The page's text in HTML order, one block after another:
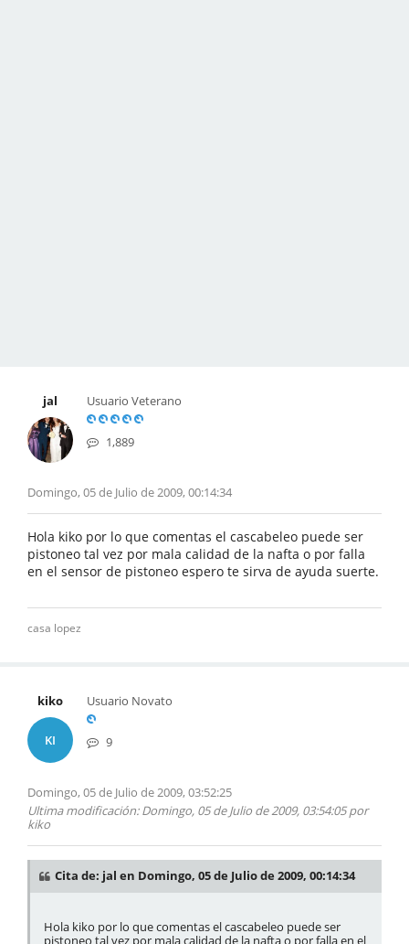
jal Usuario Veterano
1,889
Domingo, 05 de Julio de 2009, 00:14:34
Hola kiko por lo que comentas el cascabeleo puede ser
pistoneo tal vez por mala calidad de la nafta o por falla
en el sensor de pistoneo espero te sirva de ayuda suerte.
casa lopez
kiko
KI
Usuario Novato
9
Domingo, 05 de Julio de 2009, 03:52:25
Ultima modificación: Domingo, 05 de Julio de 2009, 03:54:05 por
kiko
Cita de: jal en Domingo, 05 de Julio de 2009, 00:14:34
Hola kiko por lo que comentas el cascabeleo puede ser
pistoneo tal vez por mala calidad de la nafta o por falla en el